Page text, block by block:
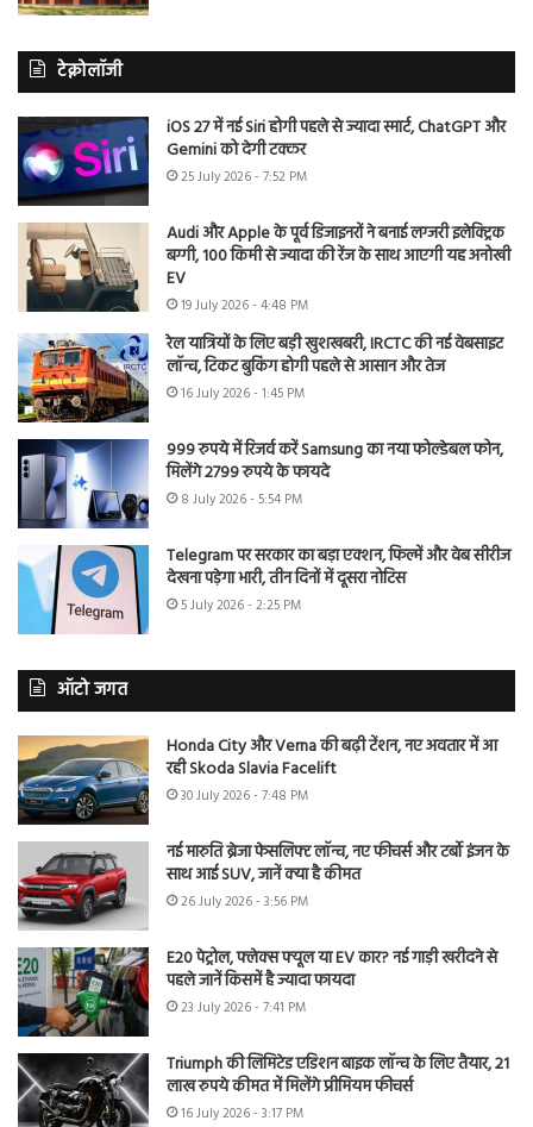
टेक्नोलॉजी
iOS 27 में नई Siri होगी पहले से ज्यादा स्मार्ट, ChatGPT और
Gemini को देगी टक्कर
25 July 2026 - 7:52 PM
Audi और Apple के पूर्व डिजाइनरों ने बनाई लग्जरी इलेक्ट्रिक
बग्गी, 100 किमी से ज्यादा की रेंज के साथ आएगी यह अनोखी
EV
19 July 2026 - 4:48 PM
रेल यात्रियों के लिए बड़ी खुशखबरी, IRCTC की नई वेबसाइट
लॉन्च, टिकट बुकिंग होगी पहले से आसान और तेज
16 July 2026 - 1:45 PM
999 रुपये में रिजर्व करें Samsung का नया फोल्डेबल फोन,
मिलेंगे 2799 रुपये के फायदे
8 July 2026 - 5:54 PM
Telegram पर सरकार का बड़ा एक्शन, फिल्में और वेब सीरीज
देखना पड़ेगा भारी, तीन दिनों में दूसरा नोटिस
5 July 2026 - 2:25 PM
ऑटो जगत
Honda City और Verna की बढ़ी टेंशन, नए अवतार में आ
रही Skoda Slavia Facelift
30 July 2026 - 7:48 PM
नई मारुति ब्रेजा फेसलिफ्ट लॉन्च, नए फीचर्स और टर्बो इंजन के
साथ आई SUV, जानें क्या है कीमत
26 July 2026 - 3:56 PM
E20 पेट्रोल, फ्लेक्स फ्यूल या EV कार? नई गाड़ी खरीदने से
पहले जानें किसमें है ज्यादा फायदा
23 July 2026 - 7:41 PM
Triumph की लिमिटेड एडिशन बाइक लॉन्च के लिए तैयार, 21
लाख रुपये कीमत में मिलेंगे प्रीमियम फीचर्स
16 July 2026 - 3:17 PM